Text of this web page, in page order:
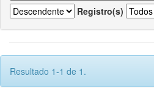
Registro(s)
Resultado 1-1 de 1.